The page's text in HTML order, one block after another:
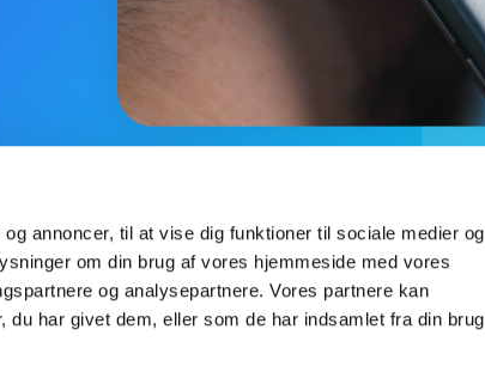
annoncer, til at vise dig funktioner til sociale medier og
om din brug af vores hjemmeside med vores
og analysepartnere. Vores partnere kan
du har givet dem, eller som de har indsamlet fra din brug